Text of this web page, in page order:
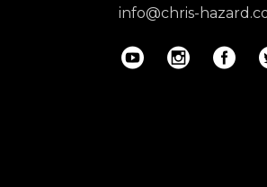
info@chris-